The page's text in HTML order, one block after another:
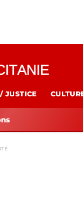
JUSTICE